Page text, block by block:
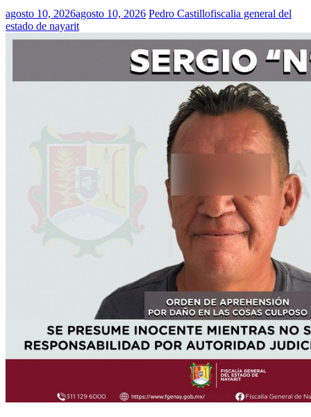
agosto 10, 2026agosto 10, 2026 Pedro Castillofiscalia general del
estado de nayarit